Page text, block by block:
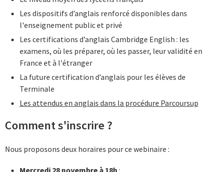
Les dispositifs d’anglais renforcé disponibles dans
l'enseignement public et privé
Les certifications d’anglais Cambridge English : les
examens, où les préparer, où les passer, leur validité en
France et à l'étranger
La future certification d’anglais pour les élèves de
Terminale
Les attendus en anglais dans la procédure Parcoursup
Comment s'inscrire ?
Nous proposons deux horaires pour ce webinaire :